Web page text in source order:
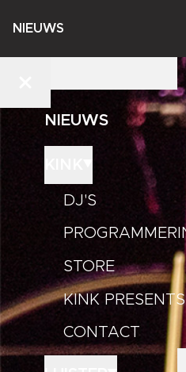
NIEUWS
NIEUWS
DJ'S
STORE
KINK PRESENTS
CONTACT